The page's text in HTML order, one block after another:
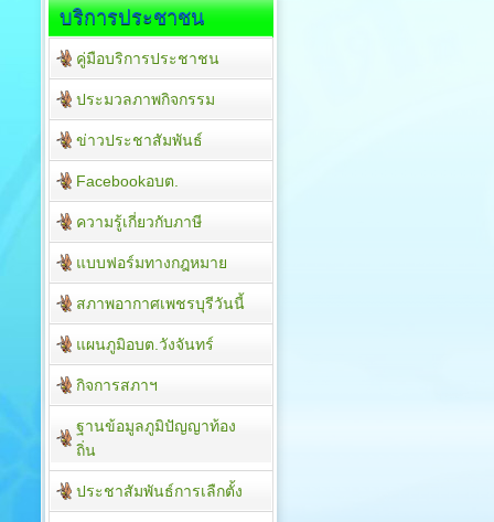
บริการประชาชน
คู่มือบริการประชาชน
ประมวลภาพกิจกรรม
ข่าวประชาสัมพันธ์
Facebookอบต.
ความรู้เกี่ยวกับภาษี
แบบฟอร์มทางกฎหมาย
สภาพอากาศเพชรบุรีวันนี้
แผนภูมิอบต.วังจันทร์
กิจการสภาฯ
ฐานข้อมูลภูมิปัญญาท้อง
ถิ่น
ประชาสัมพันธ์การเลืกตั้ง